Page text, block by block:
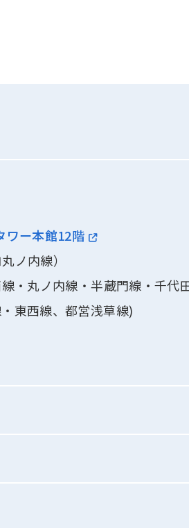
ワー本館12階
ノ内線）
・丸ノ内線・半蔵門線・千代
東西線、都営浅草線)